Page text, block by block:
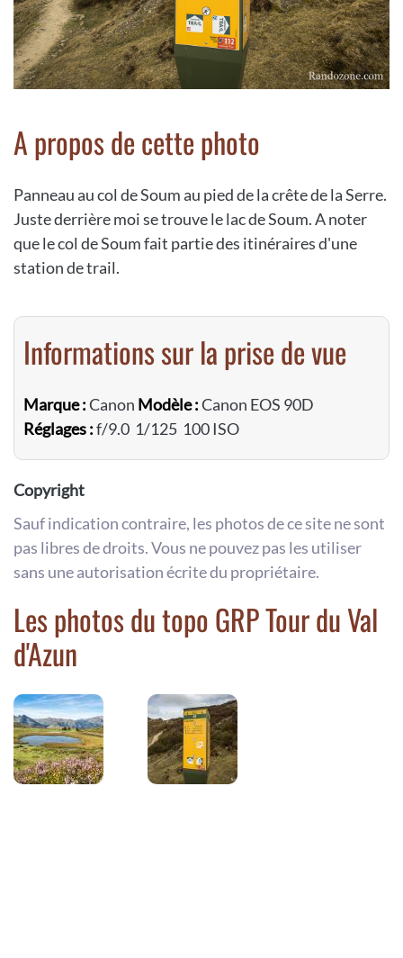
A propos de cette photo
Panneau au col de Soum au pied de la crête de la Serre.
Juste derrière moi se trouve le lac de Soum. A noter
que le col de Soum fait partie des itinéraires d'une
station de trail.
Informations sur la prise de vue
Marque :Canon Modèle :Canon EOS 90D
Réglages :f/9.0 1/125 100 ISO
Copyright
Sauf indication contraire, les photos de ce site ne sont
pas libres de droits. Vous ne pouvez pas les utiliser
sans une autorisation écrite du propriétaire.
Les photos du topo GRP Tour du Val
d'Azun